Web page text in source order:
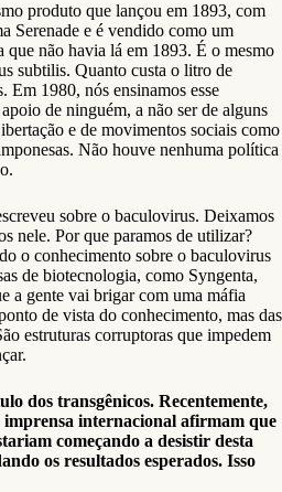
produto que lançou em 1893, com
Serenade e é vendido como um
não havia lá em 1893. É o mesmo
subtilis. Quanto custa o litro de
Em 1980, nós ensinamos esse
de ninguém, a não ser de alguns
e de movimentos sociais como
Não houve nenhuma política
sobre o baculovirus. Deixamos
nele. Por que paramos de utilizar?
o conhecimento sobre o baculovirus
de biotecnologia, como Syngenta,
a gente vai brigar com uma máfia
de vista do conhecimento, mas das
estruturas corruptoras que impedem
dos transgênicos. Recentemente,
internacional afirmam que
começando a desistir desta
os resultados esperados. Isso